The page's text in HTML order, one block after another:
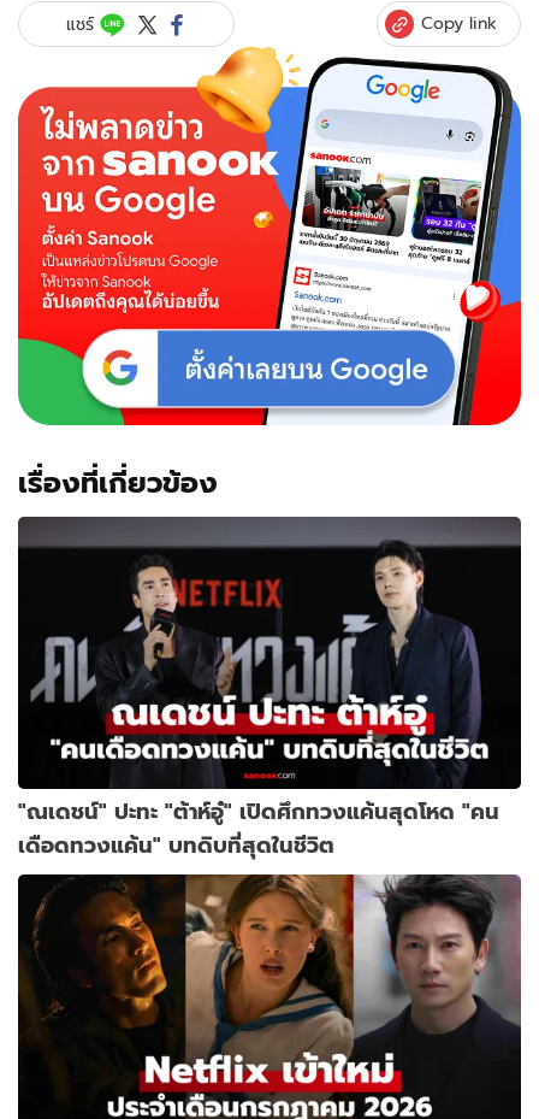
คน
เดือด
แค้น
The
Debt
Collector
(2026)
ภาพยนตร์
ไทย
ริล
ร์
แชร์ Copy link
เรื่องที่เกี่ยวข้อง
"ณเดชน์" ปะทะ "ต้าห์อู๋" เปิดศึกทวงแค้นสุดโหด "คน
เดือดทวงแค้น" บทดิบที่สุดในชีวิต